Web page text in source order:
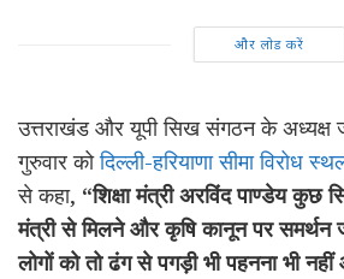
और लोड करें
उत्तराखंड और यूपी सिख संगठन के अध्यक्ष
गुरुवार कोदिल्ली-हरियाणा सीमा विरोध
से कहा, “शिक्षा मंत्री अरविंद पाण्डेय कुछ
मंत्री से मिलने और कृषि कानून पर समर्थन
लोगों को तो ढंग से पगड़ी भी पहनना भी